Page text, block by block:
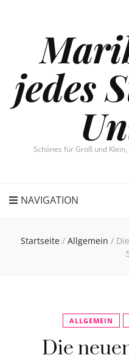
jedes
Schönes für Groß und
NAVIGATION
Startseite / Allgemein /
ALLGEMEIN
Die